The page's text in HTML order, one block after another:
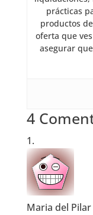
prácticas
productos
oferta que
asegurar
4
Maria del